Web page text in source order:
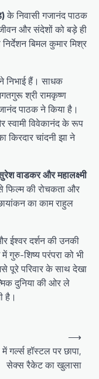
के निवासी गजानंद पाठक
और संदेशों को बड़े ही
बिमल कुमार मिश्र
निभाई हैं। साधक
श्री रामकृष्ण
पाठक ने किया है।
स्वामी विवेकानंद के रूप
चांदनी झा ने
वाडकर और महालक्ष्मी
फिल्म की रोचकता और
का काम राहुल
ईश्वर दर्शन की उनकी
गुरु-शिष्य परंपरा को भी
पूरे परिवार के साथ देखा
दुनिया की ओर ले
है।
में गर्ल्स हॉस्टल पर छापा,
सेक्स रैकेट का खुलासा
⟶